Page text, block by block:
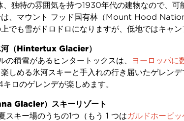
、独特の雰囲気を持つ1930年代の建物なので、
は、マウント フッド国有林（Mount Hood
でも雪がドロドロになりますが、低地ではキャ
河（Hintertux Glacier）
の積雪があるヒンタートックスは、
ヨーロッパに
しめる氷河スキーと手入れの行き届いたゲレン
ロのゲレンデが楽しめます。
Glacier）スキーリゾート
スキー場のうちの1つ（もう 1 つはガルドホーピ